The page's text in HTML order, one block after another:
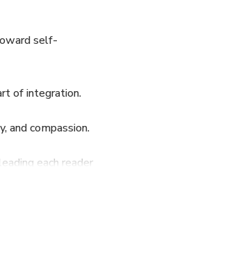
self-
of integration.
and compassion.
each reader